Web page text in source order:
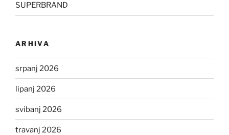
SUPERBRAND
ARHIVA
srpanj 2026
lipanj 2026
svibanj 2026
travanj 2026